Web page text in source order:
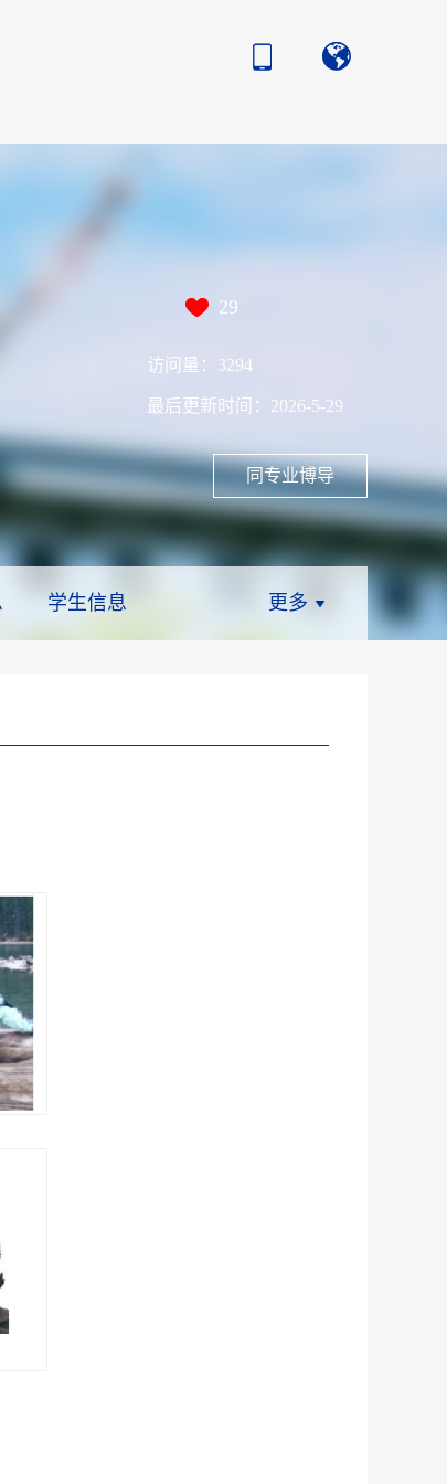
29
访问量： 3294
最后更新时间： 2026-5-29
同专业博导
学生信息 更多